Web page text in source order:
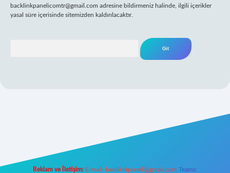
backlinkpanelicomtr@gmail.com adresine bildirmeniz halinde, ilgili içerikler
yasal süre içerisinde sitemizden kaldırılacaktır.
Reklam ve İletişim: E-mail: backlinkpaneli@gmail.com Teams: